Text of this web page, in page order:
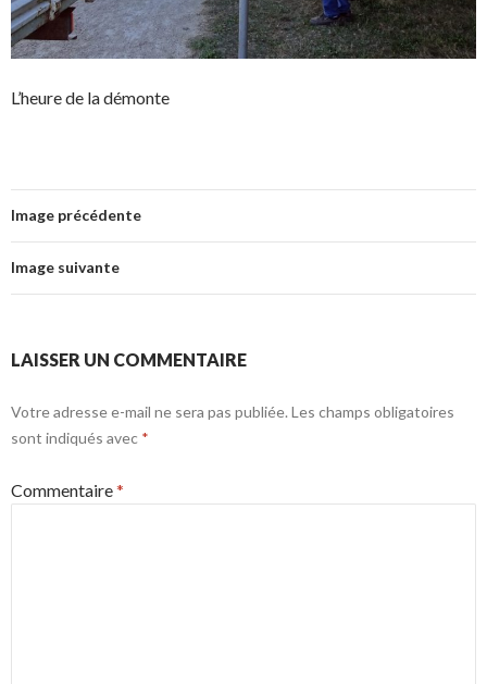
L’heure de la démonte
Image précédente
Image suivante
LAISSER UN COMMENTAIRE
Votre adresse e-mail ne sera pas publiée. Les champs obligatoires
sont indiqués avec *
Commentaire*